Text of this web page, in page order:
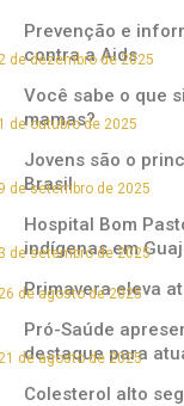
Prevenção e
contra a Aids
de dezembro de 2025
Você sabe o que
mamas?
de outubro de 2025
Jovens são o
Brasil
de setembro de 2025
Hospital Bom
indígenas em
de setembro de 2025
Primavera eleva
de agosto de 2025
Pró-Saúde
destaque para
de agosto de 2025
Colesterol alto